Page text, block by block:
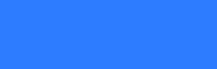
炼油厂以北）,民丰路（万达大厦以北），和平路，中心路，
：镇政府，镇医院，信用社，镇中学，镇小学，卫生院。 郝